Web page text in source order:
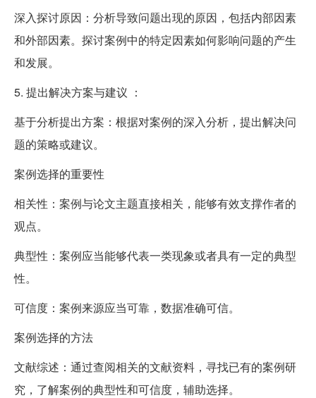
深入探讨原因：分析导致问题出现的原因，包括内部因素
和外部因素。探讨案例中的特定因素如何影响问题的产生
和发展。
5. 提出解决方案与建议 ：
基于分析提出方案：根据对案例的深入分析，提出解决问
题的策略或建议。
案例选择的重要性
相关性：案例与论文主题直接相关，能够有效支撑作者的
观点。
典型性：案例应当能够代表一类现象或者具有一定的典型
性。
可信度：案例来源应当可靠，数据准确可信。
案例选择的方法
文献综述：通过查阅相关的文献资料，寻找已有的案例研
究，了解案例的典型性和可信度，辅助选择。